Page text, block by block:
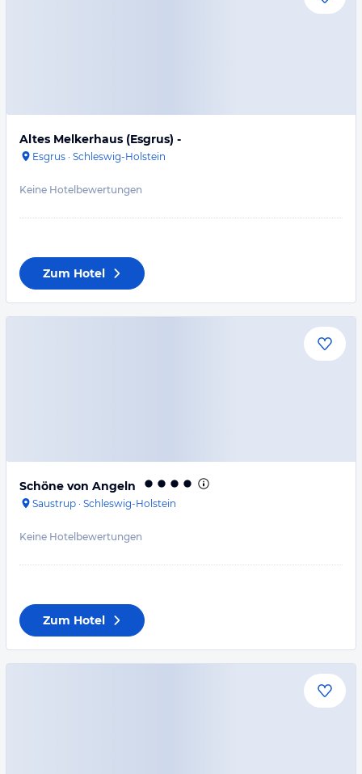
Altes Melkerhaus (Esgrus) -
Esgrus · Schleswig-Holstein
Keine Hotelbewertungen
Zum Hotel
Schöne von Angeln
Saustrup · Schleswig-Holstein
Keine Hotelbewertungen
Zum Hotel